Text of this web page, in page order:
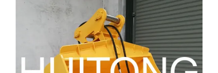
POLITYKA
PRYWATNOŚCI